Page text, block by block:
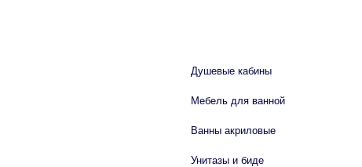
Душевые кабины
Мебель для ванной
Ванны акриловые
Унитазы и биде